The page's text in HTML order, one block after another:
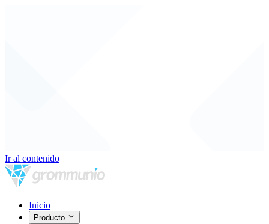
Ir al contenido
Inicio
Producto